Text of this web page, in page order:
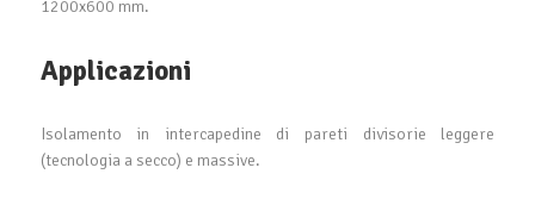
1200x600 mm.
Applicazioni
Isolamento in intercapedine di pareti divisorie leggere
(tecnologia a secco) e massive.